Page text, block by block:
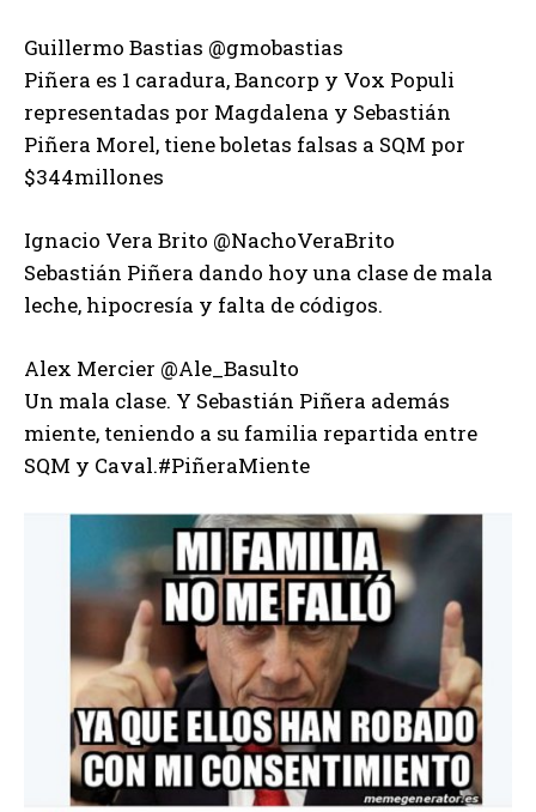
Guillermo Bastias @gmobastias
Piñera es 1 caradura, Bancorp y Vox Populi
representadas por Magdalena y Sebastián
Piñera Morel, tiene boletas falsas a SQM por
$344millones
Ignacio Vera Brito @NachoVeraBrito
Sebastián Piñera dando hoy una clase de mala
leche, hipocresía y falta de códigos.
Alex Mercier @Ale_Basulto
Un mala clase. Y Sebastián Piñera además
miente, teniendo a su familia repartida entre
SQM y Caval.#PiñeraMiente